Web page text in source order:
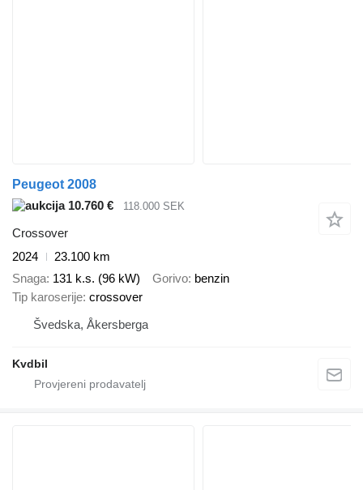
Peugeot 2008
10.760 €
118.000 SEK
Crossover
2024
23.100 km
Snaga 131 k.s. (96 kW) Gorivo benzin
Tip karoserije crossover
Švedska, Åkersberga
Kvdbil